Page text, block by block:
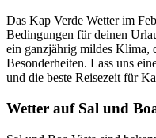
Das Kap Verde Wetter im
Bedingungen für deinen
ein ganzjährig mildes Klima,
Besonderheiten. Lass uns
und die beste Reisezeit für
Wetter auf Sal und